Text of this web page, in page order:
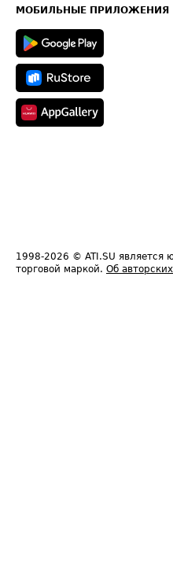
Техническая информация
МОБИЛЬНЫЕ ПРИЛОЖЕНИЯ
1998-2026 © ATI.SU является
торговой маркой. Об